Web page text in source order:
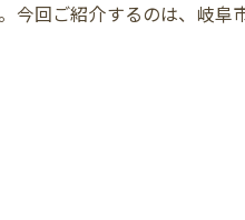
今回ご紹介するのは、岐